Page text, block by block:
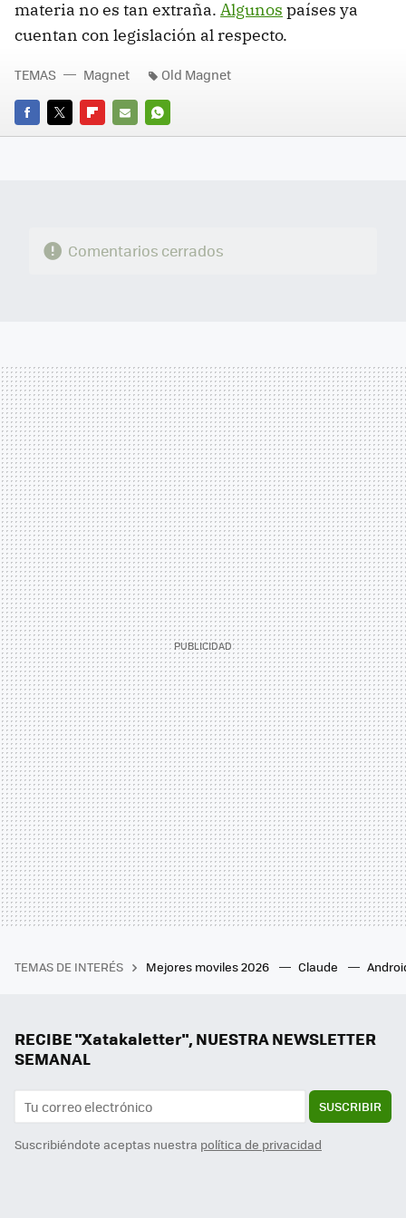
materia no es tan extraña. Algunos países ya
cuentan con legislación al respecto.
FACEBOOK
TWITTERFLIPBOARD
E-
WHATSAPP
TEMAS Magnet Old Magnet
Comentarios cerrados
TEMAS DE INTERÉS Mejores moviles 2026 Claude
RECIBE "Xatakaletter", NUESTRA NEWSLETTER
SEMANAL
SUSCRIBIR
Suscribiéndote aceptas nuestra política de privacidad